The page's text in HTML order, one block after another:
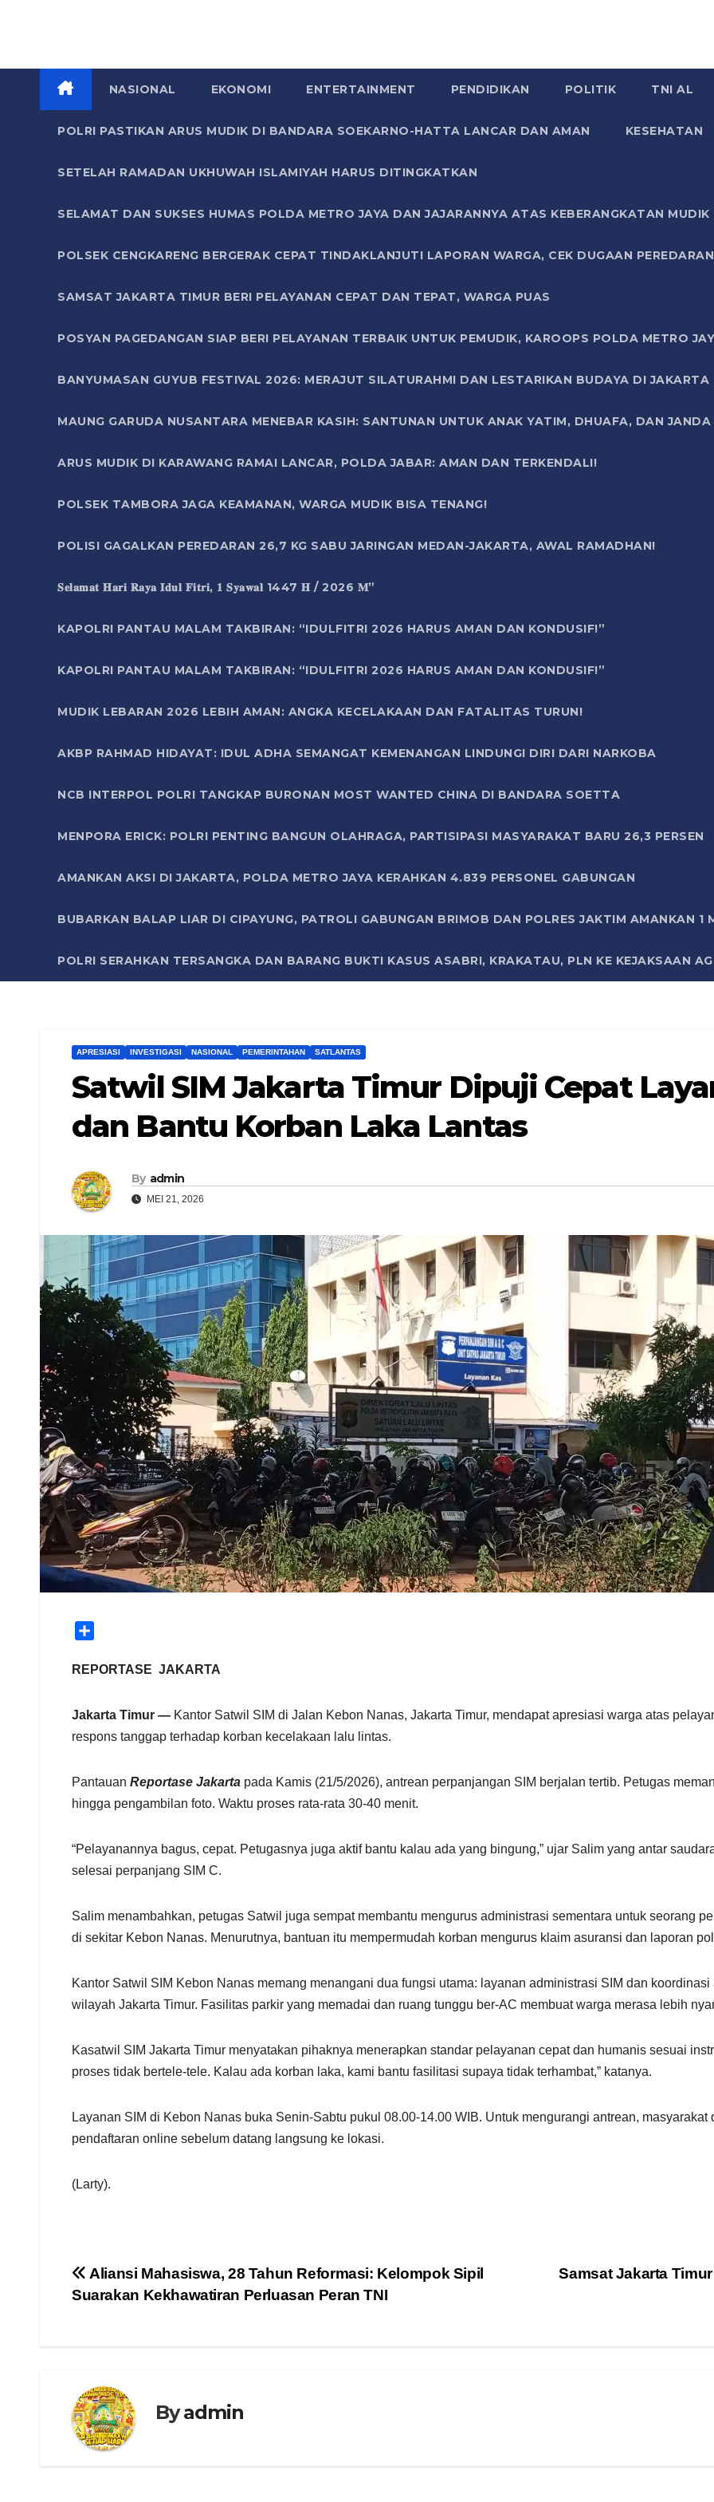
NASIONAL EKONOMI ENTERTAINMENT PENDIDIKAN POLITIK TNI AL
POLRI PASTIKAN ARUS MUDIK DI BANDARA SOEKARNO-HATTA LANCAR DAN AMAN KESEHATAN
SETELAH RAMADAN UKHUWAH ISLAMIYAH HARUS DITINGKATKAN
SELAMAT DAN SUKSES HUMAS POLDA METRO JAYA DAN JAJARANNYA ATAS KEBERANGKATAN
POLSEK CENGKARENG BERGERAK CEPAT TINDAKLANJUTI LAPORAN WARGA, CEK DUGAAN
SAMSAT JAKARTA TIMUR BERI PELAYANAN CEPAT DAN TEPAT, WARGA PUAS
POSYAN PAGEDANGAN SIAP BERI PELAYANAN TERBAIK UNTUK PEMUDIK, KAROOPS POLDA METRO
BANYUMASAN GUYUB FESTIVAL 2026: MERAJUT SILATURAHMI DAN LESTARIKAN BUDAYA DI JAKARTA
MAUNG GARUDA NUSANTARA MENEBAR KASIH: SANTUNAN UNTUK ANAK YATIM, DHUAFA, DAN
ARUS MUDIK DI KARAWANG RAMAI LANCAR, POLDA JABAR: AMAN DAN TERKENDALI!
POLSEK TAMBORA JAGA KEAMANAN, WARGA MUDIK BISA TENANG!
POLISI GAGALKAN PEREDARAN 26,7 KG SABU JARINGAN MEDAN-JAKARTA, AWAL RAMADHAN!
𝐒𝐞𝐥𝐚𝐦𝐚𝐭 𝐇𝐚𝐫𝐢 𝐑𝐚𝐲𝐚 𝐈𝐝𝐮𝐥 𝐅𝐢𝐭𝐫𝐢, 𝟏 𝐒𝐲𝐚𝐰𝐚𝐥 1447 𝐇 / 2026 𝐌”
KAPOLRI PANTAU MALAM TAKBIRAN: “IDULFITRI 2026 HARUS AMAN DAN KONDUSIF!”
KAPOLRI PANTAU MALAM TAKBIRAN: “IDULFITRI 2026 HARUS AMAN DAN KONDUSIF!”
MUDIK LEBARAN 2026 LEBIH AMAN: ANGKA KECELAKAAN DAN FATALITAS TURUN!
AKBP RAHMAD HIDAYAT: IDUL ADHA SEMANGAT KEMENANGAN LINDUNGI DIRI DARI NARKOBA
NCB INTERPOL POLRI TANGKAP BURONAN MOST WANTED CHINA DI BANDARA SOETTA
MENPORA ERICK: POLRI PENTING BANGUN OLAHRAGA, PARTISIPASI MASYARAKAT BARU 26,3 PERSEN
AMANKAN AKSI DI JAKARTA, POLDA METRO JAYA KERAHKAN 4.839 PERSONEL GABUNGAN
BUBARKAN BALAP LIAR DI CIPAYUNG, PATROLI GABUNGAN BRIMOB DAN POLRES JAKTIM AMANKAN 1
POLRI SERAHKAN TERSANGKA DAN BARANG BUKTI KASUS ASABRI, KRAKATAU, PLN KE KEJAKSAAN
APRESIASI INVESTIGASI NASIONAL PEMERINTAHAN SATLANTAS
Satwil SIM Jakarta Timur Dipuji Cepat
dan Bantu Korban Laka Lantas
By admin
MEI 21, 2026
a
REPORTASE JAKARTA
Jakarta Timur — Kantor Satwil SIM di Jalan Kebon Nanas, Jakarta Timur, mendapat apresiasi warga atas
respons tanggap terhadap korban kecelakaan lalu lintas.
Pantauan Reportase Jakarta pada Kamis (21/5/2026), antrean perpanjangan SIM berjalan tertib. Petugas
hingga pengambilan foto. Waktu proses rata-rata 30-40 menit.
“Pelayanannya bagus, cepat. Petugasnya juga aktif bantu kalau ada yang bingung,” ujar Salim yang antar
selesai perpanjang SIM C.
Salim menambahkan, petugas Satwil juga sempat membantu mengurus administrasi sementara untuk seorang
di sekitar Kebon Nanas. Menurutnya, bantuan itu mempermudah korban mengurus klaim asuransi dan laporan
Kantor Satwil SIM Kebon Nanas memang menangani dua fungsi utama: layanan administrasi SIM dan
wilayah Jakarta Timur. Fasilitas parkir yang memadai dan ruang tunggu ber-AC membuat warga merasa lebih
Kasatwil SIM Jakarta Timur menyatakan pihaknya menerapkan standar pelayanan cepat dan humanis sesuai
proses tidak bertele-tele. Kalau ada korban laka, kami bantu fasilitasi supaya tidak terhambat,” katanya.
Layanan SIM di Kebon Nanas buka Senin-Sabtu pukul 08.00-14.00 WIB. Untuk mengurangi antrean,
pendaftaran online sebelum datang langsung ke lokasi.
(Larty).
Navigasi
Samsat Jakarta
Aliansi Mahasiswa, 28 Tahun Reformasi: Kelompok Sipil
Suarakan Kekhawatiran Perluasan Peran TNI
Byadmin